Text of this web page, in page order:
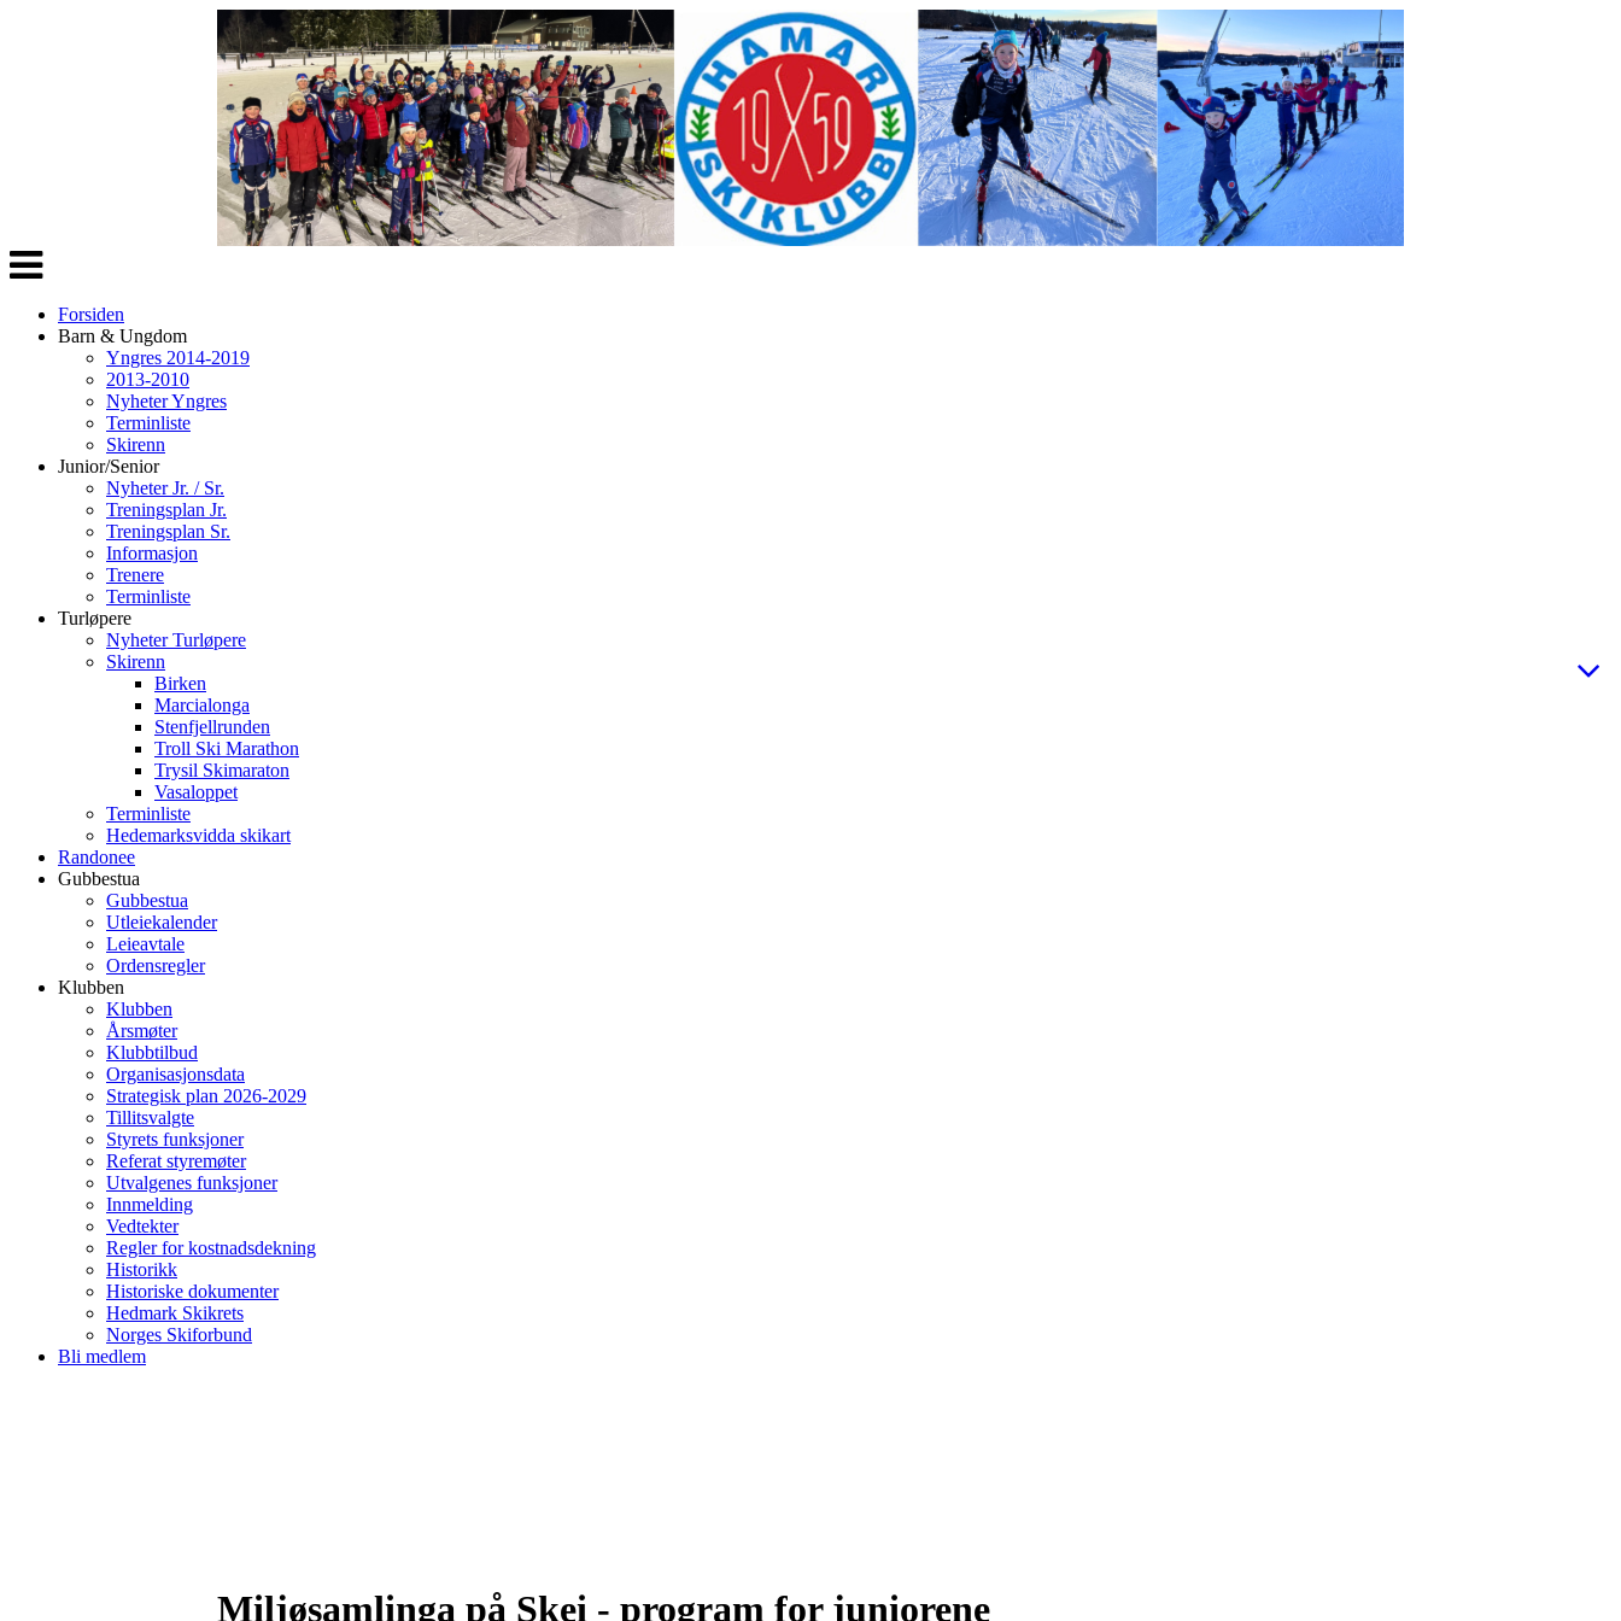
Veksle
navigasjon
Forsiden
Barn & Ungdom
Yngres 2014-2019
2013-2010
Nyheter Yngres
Terminliste
Skirenn
Junior/Senior
Nyheter Jr. / Sr.
Treningsplan Jr.
Treningsplan Sr.
Informasjon
Trenere
Terminliste
Turløpere
Nyheter Turløpere
Skirenn
Birken
Marcialonga
Stenfjellrunden
Troll Ski Marathon
Trysil Skimaraton
Vasaloppet
Terminliste
Hedemarksvidda skikart
Randonee
Gubbestua
Gubbestua
Utleiekalender
Leieavtale
Ordensregler
Klubben
Klubben
Årsmøter
Klubbtilbud
Organisasjonsdata
Strategisk plan 2026-2029
Tillitsvalgte
Styrets funksjoner
Referat styremøter
Utvalgenes funksjoner
Innmelding
Vedtekter
Regler for kostnadsdekning
Historikk
Historiske dokumenter
Hedmark Skikrets
Norges Skiforbund
Bli medlem
Miljøsamlinga på Skei - program for juniorene